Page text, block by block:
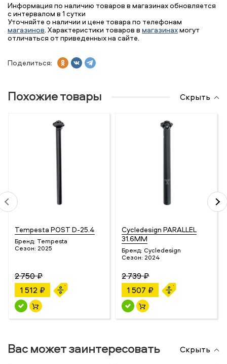
Информация по наличию товаров в магазинах обновляется
с интервалом в 1 сутки
Уточняйте о наличии и цене товара по телефонам
магазинов. Характеристики товаров в магазинахмогут
отличаться от приведенных на сайте.
Поделиться:
Похожие товары Скрыть
Tempesta POST D-25.4
Бренд: Tempesta
Сезон: 2025
2 750 ₽
1 512 ₽
Cycledesign PARALLEL
31.6ММ
Бренд: Cycledesign
Сезон: 2024
2 739 ₽
1 507 ₽
Вас может заинтересовать Скрыть